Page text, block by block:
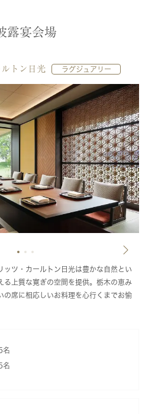
露宴会場
トン日光 ラグジュアリー
ッツ・カールトン日光は豊かな自然とい
る上質な寛ぎの空間を提供。栃木の恵み
の席に相応しいお料理を心行くまでお愉
名
名